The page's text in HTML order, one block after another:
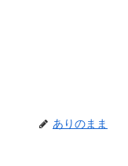
ありのまま